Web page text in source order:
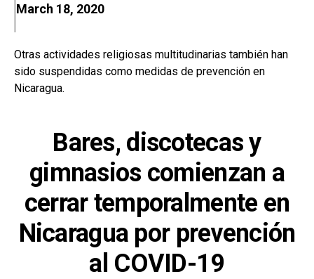
March 18, 2020
Otras actividades religiosas multitudinarias también han
sido suspendidas como medidas de prevención en
Nicaragua.
Bares, discotecas y
gimnasios comienzan a
cerrar temporalmente en
Nicaragua por prevención
al COVID-19